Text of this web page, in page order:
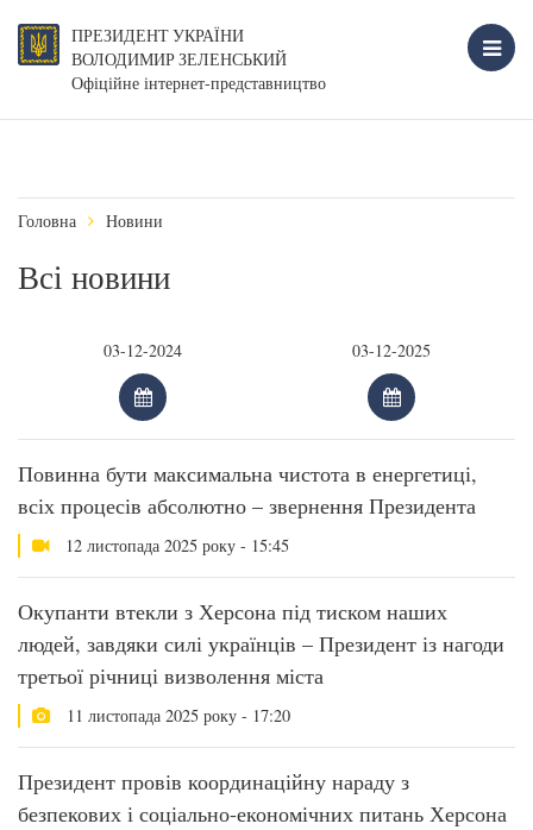
ПРЕЗИДЕНТ УКРАЇНИ
ВОЛОДИМИР ЗЕЛЕНСЬКИЙ
Офіційне інтернет-представництво
Головна Новини
Всі новини
Повинна бути максимальна чистота в енергетиці,
всіх процесів абсолютно – звернення Президента
12 листопада 2025 року - 15:45
Окупанти втекли з Херсона під тиском наших
людей, завдяки силі українців – Президент із нагоди
третьої річниці визволення міста
11 листопада 2025 року - 17:20
Президент провів координаційну нараду з
безпекових і соціально-економічних питань Херсона